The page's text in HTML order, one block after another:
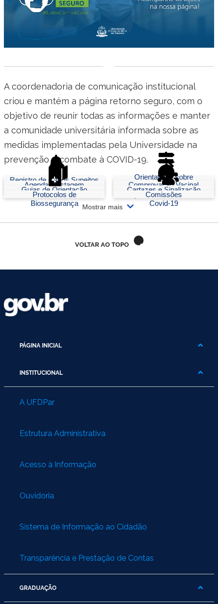
Ministério do Trabalho
Ministério do Desenvolvimento Social
Ministério de Minas e Energia
Ministério do Planejamento, Desenvolvimento e Gestão
Ministério da Ciência, Tecnologia, Inovações e Comunicações
Ministério do Esporte
Ministério do Turismo
Ministério da Integração Nacional
Ministério das Cidades
Ministério dos Direitos Humanos
A coordenadoria de comunicação institucional
criou e mantém a página retorno seguro, com o
objetivo de reunir todas as informações e manter
a comunidade universitária informada sobre as
medidas implementadas pela Universidade na
prevenção e combate à COVID-19.
Registro de Casos Supeitos
Orientações sobre
afastamento de casos
suspeitos/confirmados de
Covid-19
Agendar Testagem Comprovação Vacinal
Guias de Orientação Cartazes e Sinalização
Protocolos de
Biossegurança
Comissões
Mostrar mais
VOLTAR AO TOPO
PÁGINA INICIAL
INSTITUCIONAL
A UFDPar
Estrutura Administrativa
Acesso à Informação
Ouvidoria
Sistema de Informação ao Cidadão
Transparência e Prestação de Contas
GRADUAÇÃO